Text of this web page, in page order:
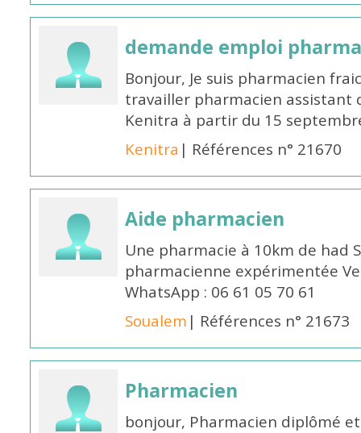
demande emploi
Bonjour, Je suis pharmacien
travailler pharmacien assistant
Kenitra à partir du 15
Kenitra | Références n° 21670
Aide pharmacien
Une pharmacie à 10km de had
pharmacienne expérimentée
WhatsApp : 06 61 05 70 61
Soualem | Références n° 21673
Pharmacien
bonjour, Pharmacien diplômé